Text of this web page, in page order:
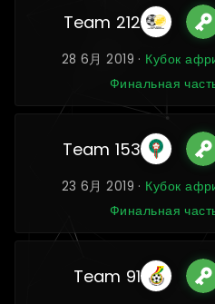
Team 212
28 6月 2019 · Кубок
Финальная
Team 153
23 6月 2019 · Кубок
Финальная
Team 91